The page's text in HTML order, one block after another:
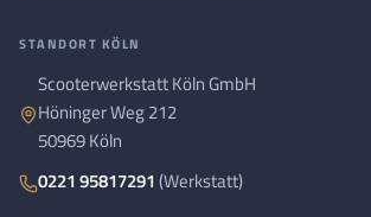
STANDORT KÖLN
Scooterwerkstatt Köln GmbH
Höninger Weg 212
50969 Köln
0221 95817291 (Werkstatt)